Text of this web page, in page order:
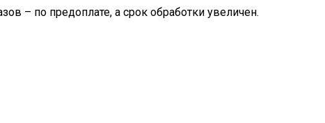
– по предоплате, а срок обработки увеличен.